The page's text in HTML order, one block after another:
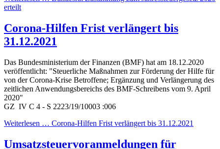
erteilt
Corona-Hilfen Frist verlängert bis
31.12.2021
Das Bundesministerium der Finanzen (BMF) hat am 18.12.2020
veröffentlicht: "Steuerliche Maßnahmen zur Förderung der Hilfe für
von der Corona-Krise Betroffene; Ergänzung und Verlängerung des
zeitlichen Anwendungsbereichs des BMF-Schreibens vom 9. April
2020"
GZ IV C 4 - S 2223/19/10003 :006
Weiterlesen … Corona-Hilfen Frist verlängert bis 31.12.2021
Umsatzsteuervoranmeldungen für